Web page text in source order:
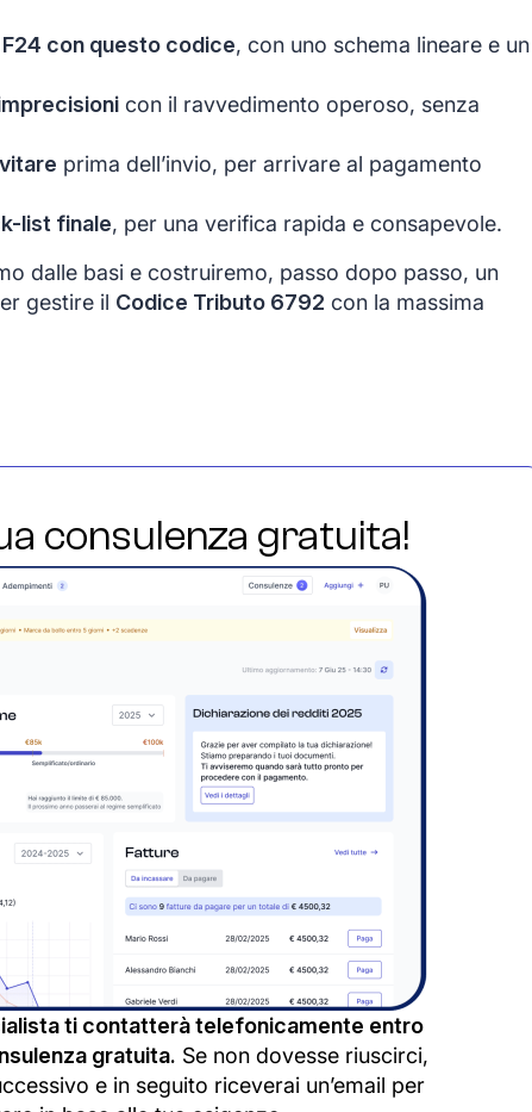
con questo codice, con uno schema lineare e un
con il ravvedimento operoso, senza
prima dell’invio, per arrivare al pagamento
list finale, per una verifica rapida e consapevole.
dalle basi e costruiremo, passo dopo passo, un
gestire il Codice Tributo 6792 con la massima
consulenza gratuita!
ti contatterà telefonicamente entro
gratuita. Se non dovesse riuscirci,
e in seguito riceverai un’email per